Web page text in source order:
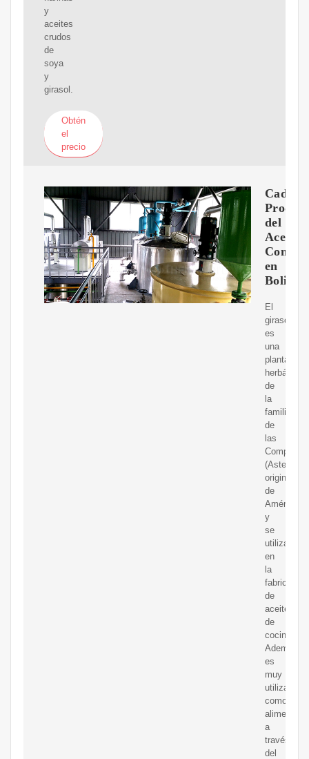
y
aceites
crudos
de
soya
y
girasol.
Obtén
el
precio
Cadena
del
Aceite
en
Bolivia
El
girasol
es
una
planta
herbácea
de
la
familia
de
las
originario
de
América
y
se
utiliza
en
la
fabricación
de
aceite
de
cocinar.
Además,
es
muy
utilizada
como
alimento,
a
través
del